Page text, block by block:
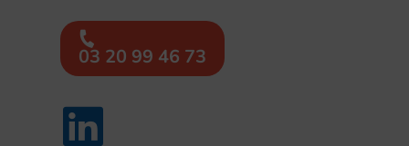
03 20 99 46 73